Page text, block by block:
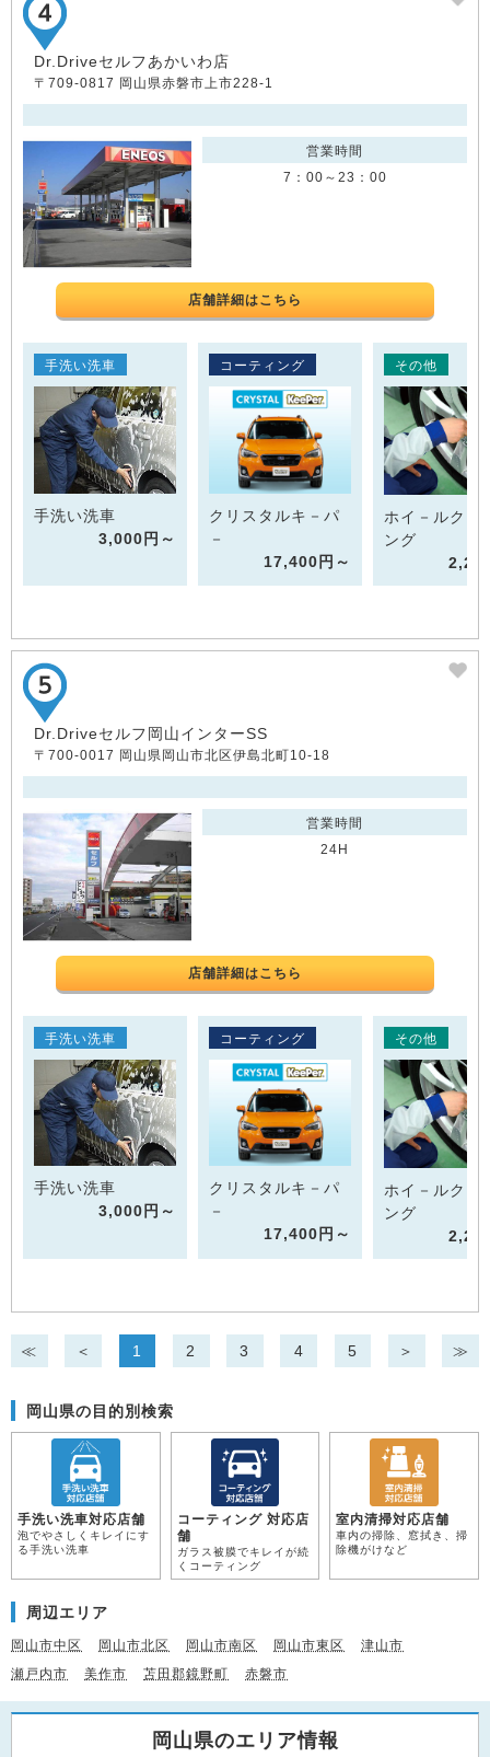
Dr.Driveセルフあかいわ店
〒709-0817 岡山県赤磐市上市228-1
営業時間
7：00～23：00
店舗詳細はこちら
手洗い洗車
手洗い洗車
3,000円～
コーティング
クリスタルキ－パ
－
17,400円～
その他
ホイ－ルクリ
ング
Dr.Driveセルフ岡山インターSS
〒700-0017 岡山県岡山市北区伊島北町10-18
営業時間
24H
店舗詳細はこちら
手洗い洗車
手洗い洗車
3,000円～
コーティング
クリスタルキ－パ
－
17,400円～
その他
ホイ－ルクリ
ング
≪ ＜ 1 2 3 4 5 ＞ ≫
岡山県の目的別検索
手洗い洗車対応店舗
泡でやさしくキレイにす
る手洗い洗車
コーティング 対応店
舗
ガラス被膜でキレイが続
くコーティング
室内清掃対応店舗
車内の掃除、窓拭き、掃
除機がけなど
周辺エリア
岡山市中区 岡山市北区 岡山市南区 岡山市東区
津山市
瀬戸内市
美作市 苫田郡鏡野町 赤磐市
岡山県のエリア情報